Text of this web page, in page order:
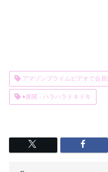
アマゾンプライムビデオで会員
♦展開 - ハラハラドキドキ